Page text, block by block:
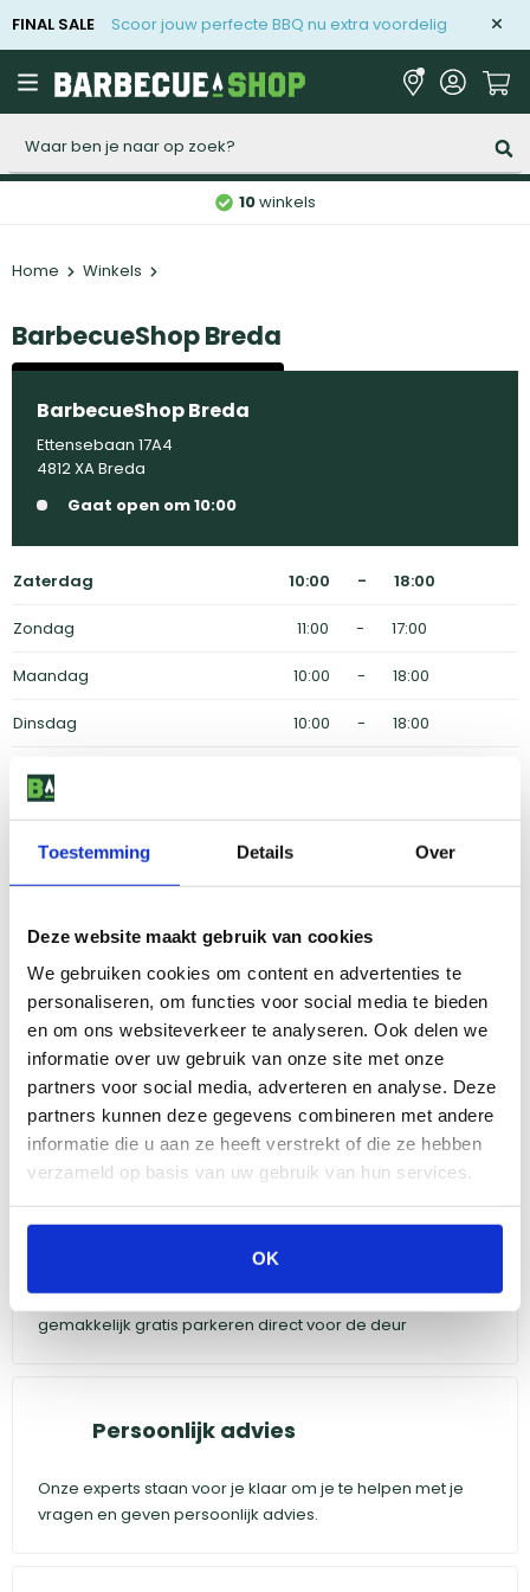
Toestemming Details Over
Deze website maakt gebruik van cookies
We gebruiken cookies om content en advertenties te
personaliseren, om functies voor social media te bieden
en om ons websiteverkeer te analyseren. Ook delen we
informatie over uw gebruik van onze site met onze
partners voor social media, adverteren en analyse. Deze
partners kunnen deze gegevens combineren met andere
informatie die u aan ze heeft verstrekt of die ze hebben
verzameld op basis van uw gebruik van hun services.
OK
FINAL SALE Scoor jouw perfecte BBQ nu extra voordelig
10winkels
Home Winkels
BarbecueShop Breda
BarbecueShop Breda
Ettensebaan 17A4
4812 XA Breda
Gaat open om 10:00
Zaterdag 10:00 - 18:00
Zondag 11:00 - 17:00
Maandag 10:00 - 18:00
Dinsdag 10:00 - 18:00
Woensdag
Donderdag 10:00 - 21:00
Vrijdag
10:00 - 18:00
Contactinformatie
Mail naarcontact@barbecueshop.nl
Binnen 24 uur reactie
Slechts twee minuten rijden vanaf de A16 en je kunt
gemakkelijk gratis parkeren direct voor de deur
Persoonlijk advies
Onze experts staan voor je klaar om je te helpen met je
vragen en geven persoonlijk advies.